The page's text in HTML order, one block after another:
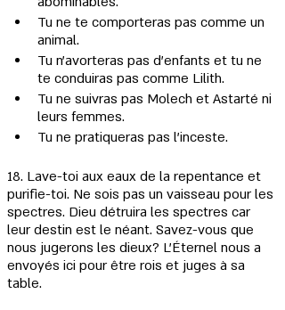
Tu ne te comporteras pas comme un
animal.
Tu n'avorteras pas d'enfants et tu ne
te conduiras pas comme Lilith.
Tu ne suivras pas Molech et Astarté ni
leurs femmes.
Tu ne pratiqueras pas l'inceste.
18. Lave-toi aux eaux de la repentance et
purifie-toi. Ne sois pas un vaisseau pour les
spectres. Dieu détruira les spectres car
leur destin est le néant. Savez-vous que
nous jugerons les dieux? L'Éternel nous a
envoyés ici pour être rois et juges à sa
table.